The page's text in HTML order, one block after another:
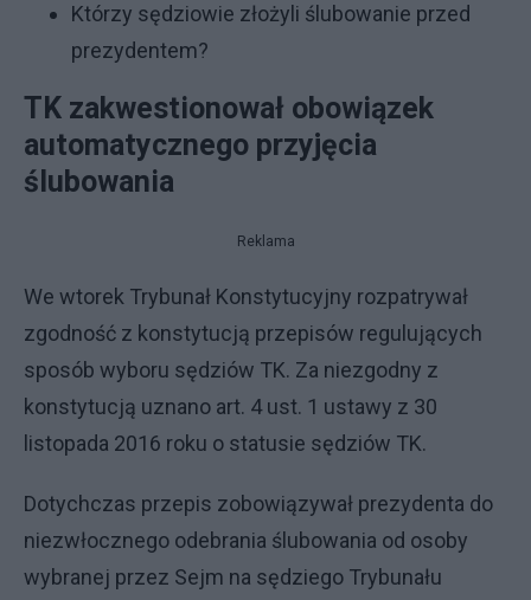
Którzy sędziowie złożyli ślubowanie przed
prezydentem?
TK zakwestionował obowiązek
automatycznego przyjęcia
ślubowania
Reklama
We wtorek Trybunał Konstytucyjny rozpatrywał
zgodność z konstytucją przepisów regulujących
sposób wyboru sędziów TK. Za niezgodny z
konstytucją uznano art. 4 ust. 1 ustawy z 30
listopada 2016 roku o statusie sędziów TK.
Dotychczas przepis zobowiązywał prezydenta do
niezwłocznego odebrania ślubowania od osoby
wybranej przez Sejm na sędziego Trybunału